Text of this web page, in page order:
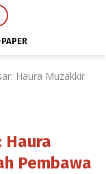
Haura Muzakkir
Haura
Pembawa